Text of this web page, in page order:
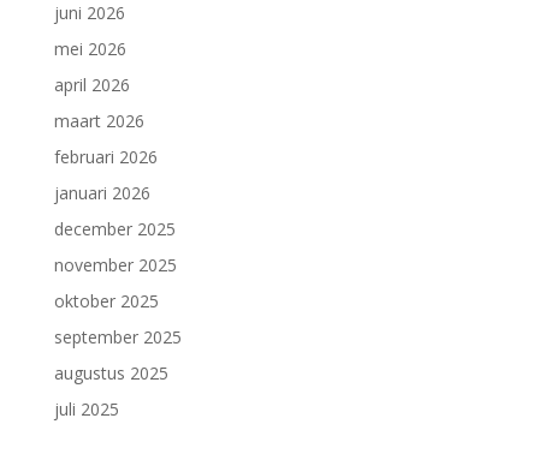
juni 2026
mei 2026
april 2026
maart 2026
februari 2026
januari 2026
december 2025
november 2025
oktober 2025
september 2025
augustus 2025
juli 2025